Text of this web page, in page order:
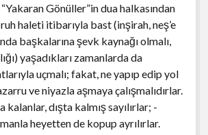
Gönüller”in dua halkasından
ruh haleti itibarıyla bast (inşirah, neş’e
başkalarına şevk kaynağı olmalı,
yaşadıkları zamanlarda da
uçmalı; fakat, ne yapıp edip yol
ve niyazla aşmaya çalışmalıdırlar.
kalanlar, dışta kalmış sayılırlar; -
heyetten de kopup ayrılırlar.